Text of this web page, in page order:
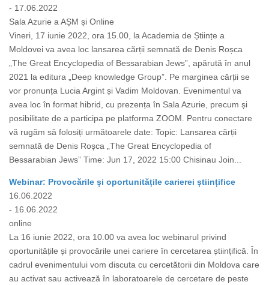
- 17.06.2022
Sala Azurie a AȘM și Online
Vineri, 17 iunie 2022, ora 15.00, la Academia de Științe a
Moldovei va avea loc lansarea cărții semnată de Denis Roșca
„The Great Encyclopedia of Bessarabian Jews”, apărută în anul
2021 la editura „Deep knowledge Group”. Pe marginea cărții se
vor pronunța Lucia Argint și Vadim Moldovan. Evenimentul va
avea loc în format hibrid, cu prezența în Sala Azurie, precum și
posibilitate de a participa pe platforma ZOOM. Pentru conectare
vă rugăm să folosiți următoarele date: Topic: Lansarea cărții
semnată de Denis Roșca „The Great Encyclopedia of
Bessarabian Jews” Time: Jun 17, 2022 15:00 Chisinau Join...
Webinar: Provocările și oportunitățile carierei științifice
16.06.2022
- 16.06.2022
online
La 16 iunie 2022, ora 10.00 va avea loc webinarul privind
oportunitățile și provocările unei cariere în cercetarea științifică. În
cadrul evenimentului vom discuta cu cercetătorii din Moldova care
au activat sau activează în laboratoarele de cercetare de peste